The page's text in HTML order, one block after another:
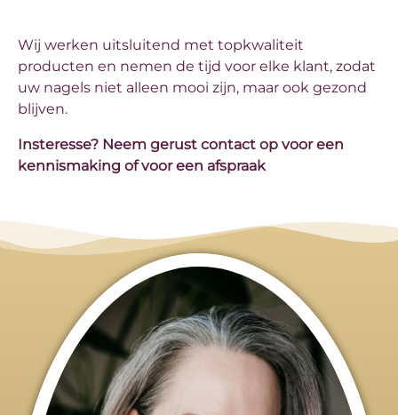
Wij werken uitsluitend met topkwaliteit
producten en nemen de tijd voor elke klant, zodat
uw nagels niet alleen mooi zijn, maar ook gezond
blijven.
Insteresse? Neem gerust contact op voor een
kennismaking of voor een afspraak